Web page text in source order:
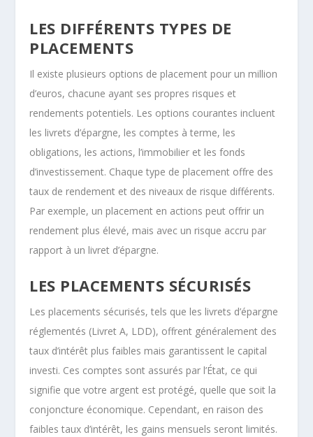
LES DIFFÉRENTS TYPES DE
PLACEMENTS
Il existe plusieurs options de placement pour un million
d’euros, chacune ayant ses propres risques et
rendements potentiels. Les options courantes incluent
les livrets d’épargne, les comptes à terme, les
obligations, les actions, l’immobilier et les fonds
d’investissement. Chaque type de placement offre des
taux de rendement et des niveaux de risque différents.
Par exemple, un placement en actions peut offrir un
rendement plus élevé, mais avec un risque accru par
rapport à un livret d’épargne.
LES PLACEMENTS SÉCURISÉS
Les placements sécurisés, tels que les livrets d’épargne
réglementés (Livret A, LDD), offrent généralement des
taux d’intérêt plus faibles mais garantissent le capital
investi. Ces comptes sont assurés par l’État, ce qui
signifie que votre argent est protégé, quelle que soit la
conjoncture économique. Cependant, en raison des
faibles taux d’intérêt, les gains mensuels seront limités.